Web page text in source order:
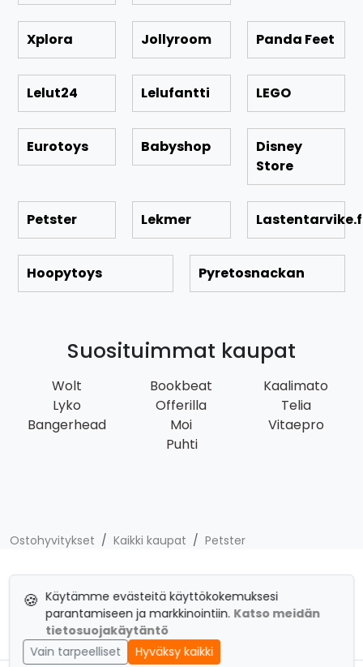
🍪 Käytämme evästeitä käyttökokemuksesi
parantamiseen ja markkinointiin. Katso meidän
tietosuojakäytäntö
Vain tarpeelliset
Hyväksy kaikki
Xplora Jollyroom Panda Feet
Lelut24 Lelufantti LEGO
Eurotoys Babyshop
Disney
Store
Petster Lekmer
Hoopytoys Pyretosnackan
Suosituimmat kaupat
Wolt Bookbeat
Kaalimato
Lyko
Offerilla
Telia
Bangerhead
Moi
Vitaepro
Puhti
Ostohyvitykset Kaikki kaupat Petster
Tietoa meistä Top-50 alekoodit
Tietosuoja
Käyttöehdot